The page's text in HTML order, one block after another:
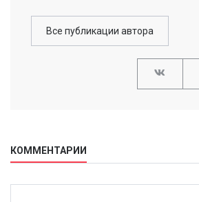
Все публикации автора
КОММЕНТАРИИ